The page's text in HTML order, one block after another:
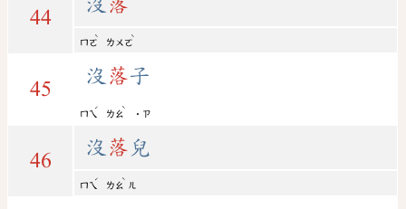
44
沒 落
ㄇㄛ
ˋ
ㄌㄨㄛ
ˋ
45
沒 落子
ㄇㄟ
ˊ
ㄌㄠ
ˋ
˙ㄗ
46
沒 落 兒
ㄇㄟ
ˊ
ㄌㄠ
ˋ
ㄦ